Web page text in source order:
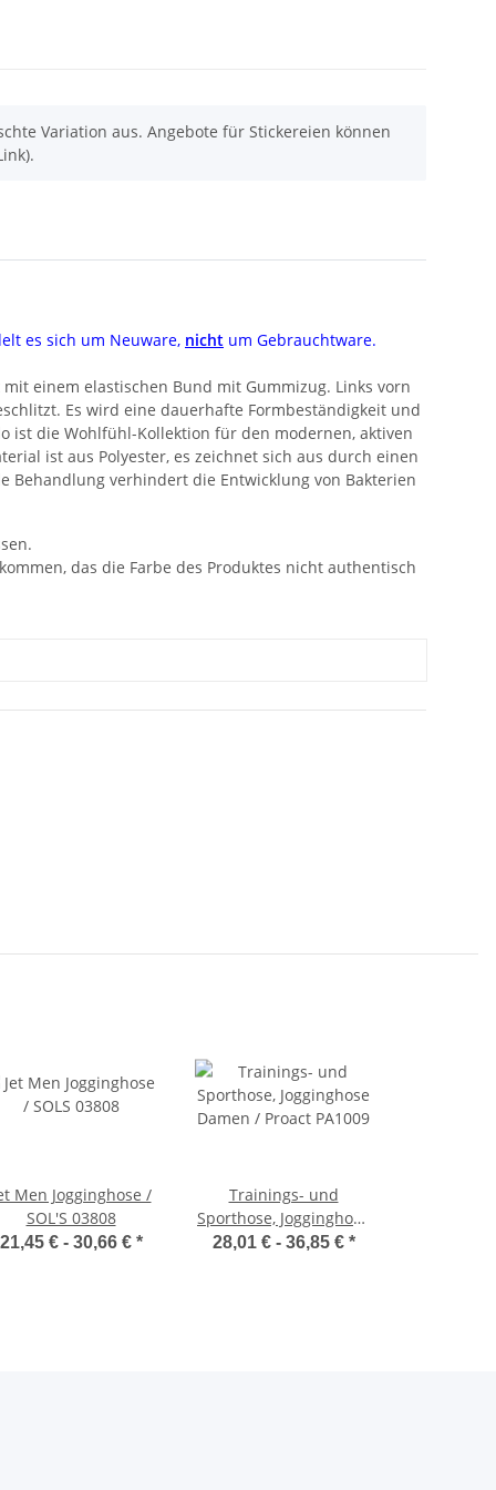
Variation aus. Angebote für Stickereien können
es sich um Neuware, nicht um Gebrauchtware.
einem elastischen Bund mit Gummizug. Links vorn
Es wird eine dauerhafte Formbeständigkeit und
ist die Wohlfühl-Kollektion für den modernen, aktiven
ist aus Polyester, es zeichnet sich aus durch einen
Behandlung verhindert die Entwicklung von Bakterien
das die Farbe des Produktes nicht authentisch
Men Jogginghose /
SOL'S 03808
21,45 € - 30,66 € *
Trainings- und
Sporthose, Jogginghose
Damen / Proact PA1009
28,01 € - 36,85 € *